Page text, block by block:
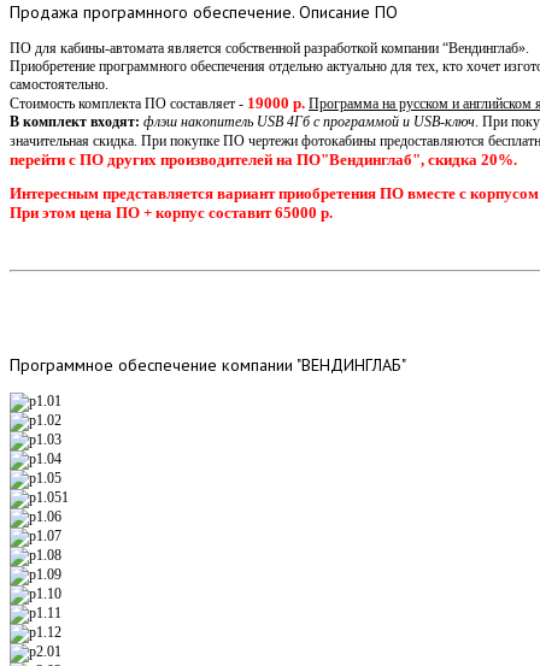
Продажа програмнного обеспечение. Описание ПО
ПО для кабины-автомата является собственной разработкой компании “Вендинглаб».
Приобретение программного обеспечения отдельно актуально для тех, кто хочет
самостоятельно.
Стоимость комплекта ПО составляет - 19000 р. Программа на русском и английском
В комплект входят: флэш накопитель USB 4Гб с программой и USB-ключ. При
значительная скидка. При покупке ПО чертежи фотокабины предоставляются
перейти с ПО других производителей на ПО"Вендинглаб", скидка 20%.
Интересным представляется вариант приобретения ПО вместе с
При этом цена ПО + корпус составит 65000 р.
Программное обеспечение компании "ВЕНДИНГЛАБ"